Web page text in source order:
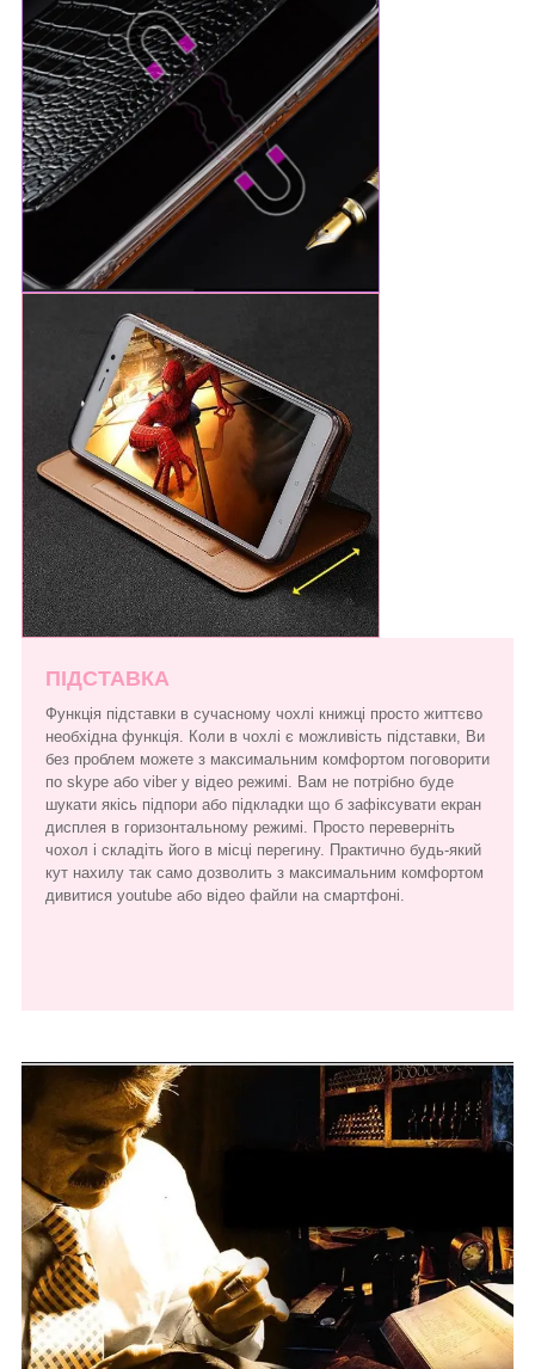
ПІДСТАВКА
Функція підставки в сучасному чохлі книжці просто життєво
необхідна функція. Коли в чохлі є можливість підставки, Ви
без проблем можете з максимальним комфортом поговорити
по skype або viber у відео режимі. Вам не потрібно буде
шукати якісь підпори або підкладки що б зафіксувати екран
дисплея в горизонтальному режимі. Просто переверніть
чохол і складіть його в місці перегину. Практично будь-який
кут нахилу так само дозволить з максимальним комфортом
дивитися youtube або відео файли на смартфоні.